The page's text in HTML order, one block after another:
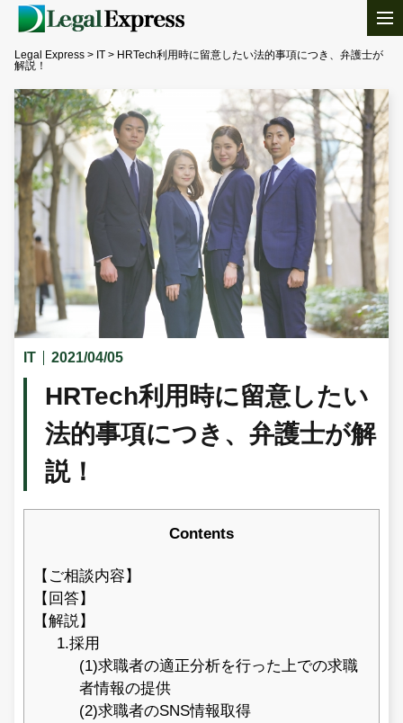
Legal Express > IT > HRTech利用時に留意したい法的事項につき、弁護士が
解説！
IT 2021/04/05
HRTech利用時に留意したい
法的事項につき、弁護士が解
説！
Contents
【ご相談内容】
【回答】
【解説】
1.採用
(1)求職者の適正分析を行った上での求職
者情報の提供
(2)求職者のSNS情報取得